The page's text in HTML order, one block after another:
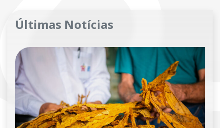
Últimas Notícias